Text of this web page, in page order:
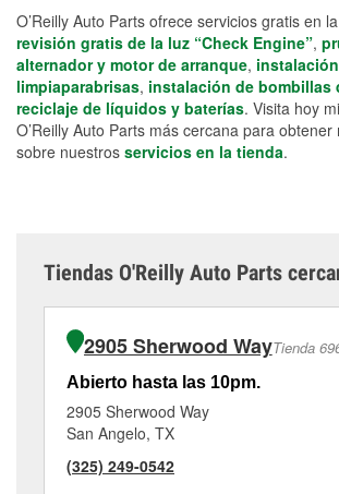
O’Reilly Auto Parts ofrece servicios gratis en
revisión gratis de la luz “Check Engine”,
alternador y motor de arranque,
limpiaparabrisas, instalación de bombillas
reciclaje de líquidos y baterías. Visita hoy
O’Reilly Auto Parts más cercana para
sobre nuestros servicios en la tienda.
Tiendas O'Reilly Auto Parts
2905 Sherwood WayTienda
Abierto hasta las 10pm.
2905 Sherwood Way
San Angelo, TX
(325) 249-0542